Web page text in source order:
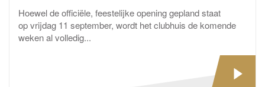
Hoewel de officiële, feestelijke opening gepland staat
op vrijdag 11 september, wordt het clubhuis de komende
weken al volledig...